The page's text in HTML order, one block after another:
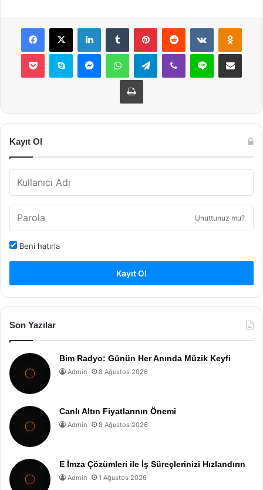
Facebook
X LinkedInTumblr PinterestReddit VKontakte
Pocket Skype MessengerWhatsAppTelegramViber Line E-Posta ile
Yazdır
Kayıt Ol
Unuttunuz mu?
Beni hatırla
Kayıt Ol
Son Yazılar
Bim Radyo: Günün Her Anında Müzik Keyfi
Admin 8 Ağustos 2026
Canlı Altın Fiyatlarının Önemi
Admin 8 Ağustos 2026
E İmza Çözümleri ile İş Süreçlerinizi Hızlandırın
Admin 1 Ağustos 2026